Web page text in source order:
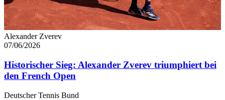
Alexander Zverev
07/06/2026
Historischer Sieg: Alexander Zverev triumphiert bei
den French Open
Deutscher Tennis Bund